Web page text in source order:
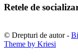
Retele de
© Drepturi de autor -
Theme by Kriesi